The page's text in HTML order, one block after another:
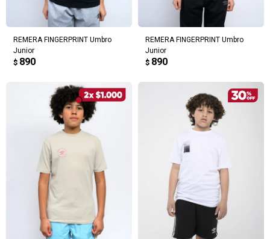
REMERA FINGERPRINT Umbro
Junior
$ 890
REMERA FINGERPRINT Umbro
Junior
$ 890